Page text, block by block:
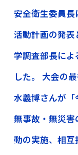
安全衛生委員
活動計画の発表
学調査部長によ
した。 大会の
水義博さんが「
無事故・無災
動の実施、相